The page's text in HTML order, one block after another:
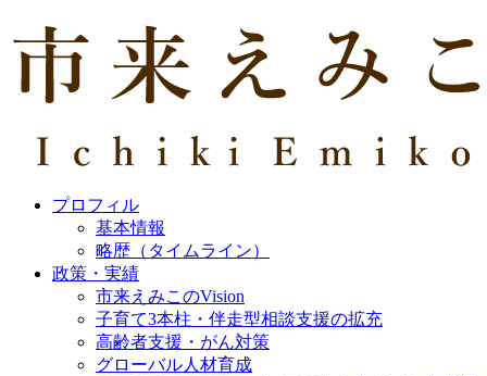
プロフィル
基本情報
略歴（タイムライン）
政策・実績
市来えみこのVision
子育て3本柱・伴走型相談支援の拡充
高齢者支援・がん対策
グローバル人材育成